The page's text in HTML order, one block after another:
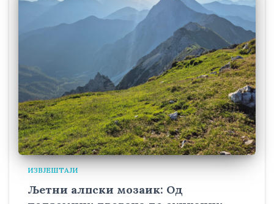
ИЗВЈЕШТАЈИ
Љетни алпски мозаик: Од